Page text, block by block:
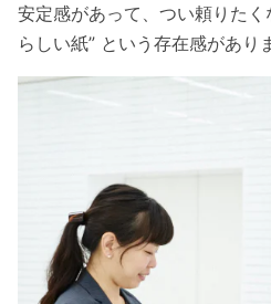
安定感があって、つい頼りた
らしい紙” という存在感があり